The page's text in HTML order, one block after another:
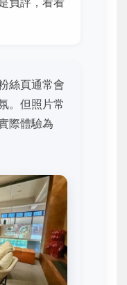
絲頁通常會
。但照片常
際體驗為